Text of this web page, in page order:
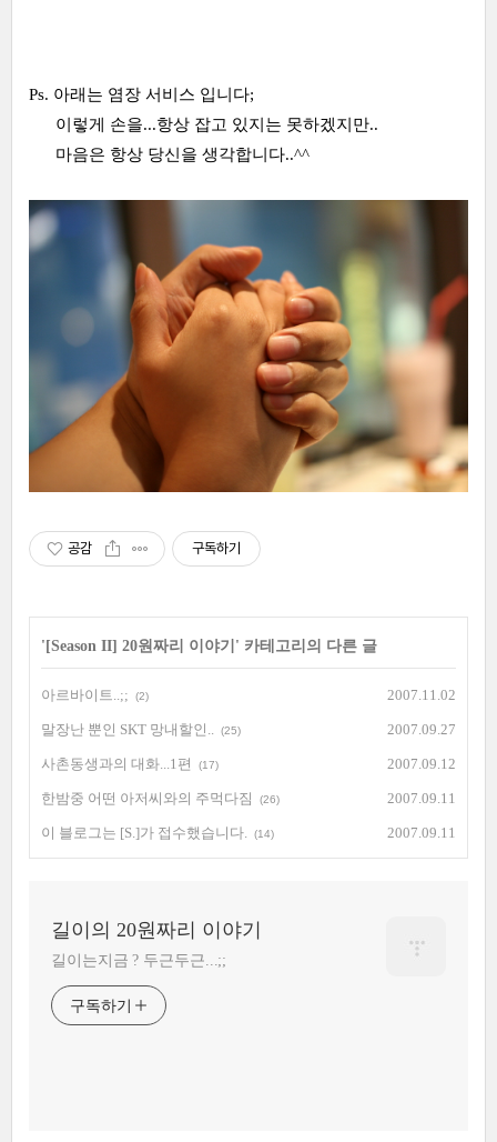
Ps. 아래는 염장 서비스 입니다;
이렇게 손을...항상 잡고 있지는 못하겠지만..
마음은 항상 당신을 생각합니다..^^
공감 구독하기
' [Season II] 20원짜리 이야기 ' 카테고리의 다른 글
아르바이트..;; (2) 2007.11.02
말장난 뿐인 SKT 망내할인.. (25) 2007.09.27
사촌동생과의 대화...1편 (17) 2007.09.12
한밤중 어떤 아저씨와의 주먹다짐 (26) 2007.09.11
이 블로그는 [S.]가 접수했습니다. (14) 2007.09.11
길이의 20원짜리 이야기
길이는지금 ? 두근두근...;;
구독하기